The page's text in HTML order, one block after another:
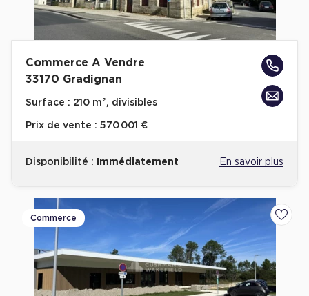
Commerce A Vendre
33170 Gradignan
Surface : 210 m², divisibles
Prix de vente : 570 001 €
Disponibilité : Immédiatement En savoir plus
Commerce